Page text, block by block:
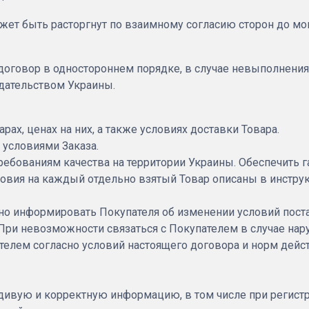
быть расторгнут по взаимному согласию сторон до
в одностороннем порядке, в случае
Украины.
ценах на них, а также условиях доставки Товара.
Заказа.
качества на территории Украины. Обеспечить
на каждый отдельно взятый Товар описаны в
информировать Покупателя об изменении условий
невозможности связаться с Покупателем в случае
согласно условий настоящего договора и норм
и корректную информацию, в том числе при